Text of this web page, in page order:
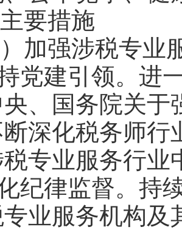
要措施
）加强涉税专
党建引领。进
、国务院关于
深化税务师行
专业服务行业
纪律监督。持
业服务机构及